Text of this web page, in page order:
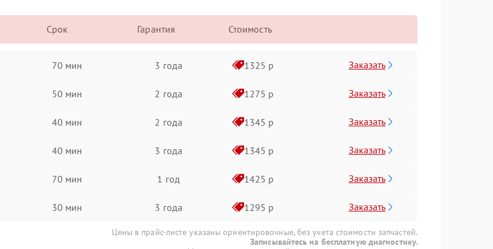
Срок Гарантия Стоимость
70 мин 3 года 1325 р Заказать
50 мин 2 года 1275 р Заказать
40 мин 2 года 1345 р Заказать
40 мин 3 года 1345 р Заказать
70 мин 1 год 1425 р Заказать
30 мин 3 года 1295 р Заказать
Цены в прайс-листе указаны ориентировочные, без учета стоимости запчастей.
Записывайтесь на бесплатную диагностику.